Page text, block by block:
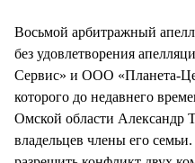
Восьмой арбитражный
без удовлетворения
Сервис» и ООО «Планета-
которого до недавнего
Омской области
владельцев члены его